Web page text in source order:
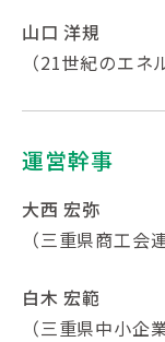
山口 洋規
（21世紀のエネ
運営幹事
大西 宏弥
（三重県商工会
白木 宏範
（三重県中小